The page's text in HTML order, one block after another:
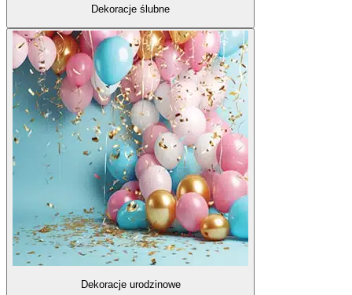
Dekoracje ślubne
Dekoracje urodzinowe